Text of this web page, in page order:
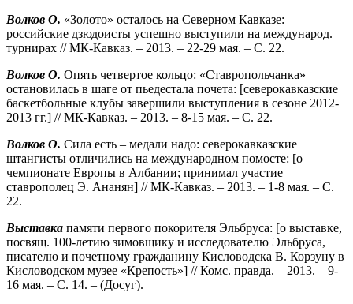
Волков О. «Золото» осталось на Северном Кавказе:
российские дзюдоисты успешно выступили на международ.
турнирах // МК-Кавказ. – 2013. – 22-29 мая. – С. 22.
Волков О. Опять четвертое кольцо: «Ставропольчанка»
остановилась в шаге от пьедестала почета: [северокавказские
баскетбольные клубы завершили выступления в сезоне 2012-
2013 гг.] // МК-Кавказ. – 2013. – 8-15 мая. – С. 22.
Волков О. Сила есть – медали надо: северокавказские
штангисты отличились на международном помосте: [о
чемпионате Европы в Албании; принимал участие
ставрополец Э. Ананян] // МК-Кавказ. – 2013. – 1-8 мая. – С.
22.
Выставка памяти первого покорителя Эльбруса: [о выставке,
посвящ. 100-летию зимовщику и исследователю Эльбруса,
писателю и почетному гражданину Кисловодска В. Корзуну в
Кисловодском музее «Крепость»] // Комс. правда. – 2013. – 9-
16 мая. – С. 14. – (Досуг).